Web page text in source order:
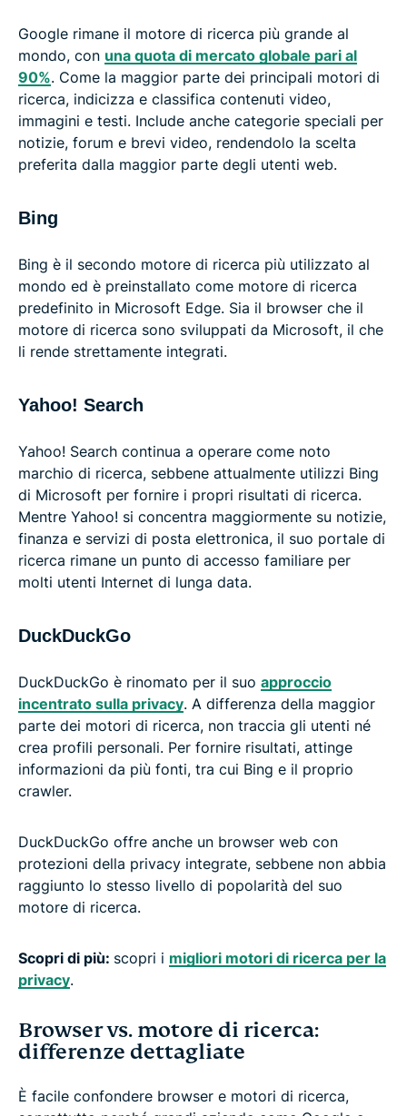
Google rimane il motore di ricerca più grande al
mondo, con una quota di mercato globale pari al
90%. Come la maggior parte dei principali motori di
ricerca, indicizza e classifica contenuti video,
immagini e testi. Include anche categorie speciali per
notizie, forum e brevi video, rendendolo la scelta
preferita dalla maggior parte degli utenti web.
Bing
Bing è il secondo motore di ricerca più utilizzato al
mondo ed è preinstallato come motore di ricerca
predefinito in Microsoft Edge. Sia il browser che il
motore di ricerca sono sviluppati da Microsoft, il che
li rende strettamente integrati.
Yahoo! Search
Yahoo! Search continua a operare come noto
marchio di ricerca, sebbene attualmente utilizzi Bing
di Microsoft per fornire i propri risultati di ricerca.
Mentre Yahoo! si concentra maggiormente su notizie,
finanza e servizi di posta elettronica, il suo portale di
ricerca rimane un punto di accesso familiare per
molti utenti Internet di lunga data.
DuckDuckGo
DuckDuckGo è rinomato per il suo approccio
incentrato sulla privacy. A differenza della maggior
parte dei motori di ricerca, non traccia gli utenti né
crea profili personali. Per fornire risultati, attinge
informazioni da più fonti, tra cui Bing e il proprio
crawler.
DuckDuckGo offre anche un browser web con
protezioni della privacy integrate, sebbene non abbia
raggiunto lo stesso livello di popolarità del suo
motore di ricerca.
Scopri di più: scopri i migliori motori di ricerca per la
privacy.
Browser vs. motore di ricerca:
differenze dettagliate
È facile confondere browser e motori di ricerca,